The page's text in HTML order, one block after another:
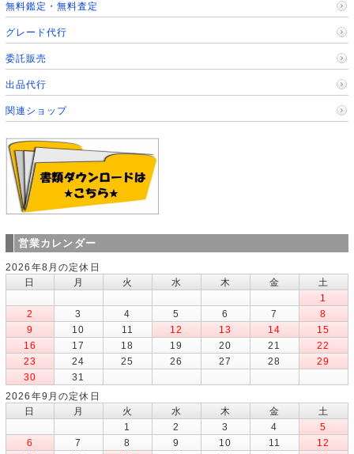
無料鑑定・無料査定
グレード代行
委託販売
出品代行
関連ショップ
営業カレンダー
2026年8月の定休日
日
月 火 水 木 金
土
1
2
3 4 5 6 7
8
9
10 11 12 13 14
15
16
17 18 19 20 21
22
23
24 25 26 27 28
29
30
31
2026年9月の定休日
日
月 火 水 木 金
土
1
2 3 4
5
6
7 8 9 10 11
12